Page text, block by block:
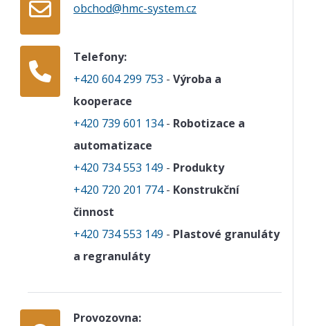
obchod@hmc-system.cz
Telefony:
+420 604 299 753 -Výroba a
kooperace
+420 739 601 134- Robotizace a
automatizace
+420 734 553 149 - Produkty
+420 720 201 774- Konstrukční
činnost
+420 734 553 149 - Plastové granuláty
a regranuláty
Provozovna: